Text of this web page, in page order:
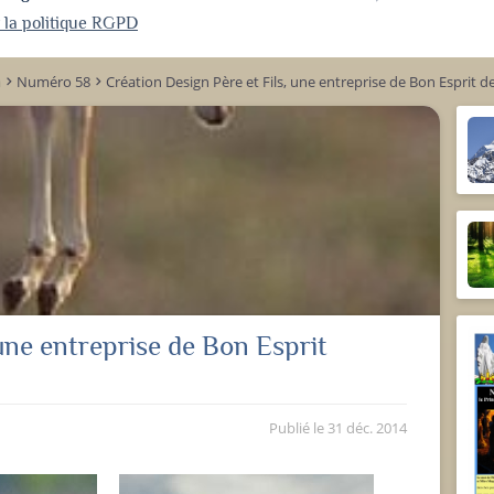
la politique RGPD
keyboard_arrow_right Numéro 58 keyboard_arrow_right Création Design Père et Fils, une entreprise de Bon Esprit
entreprise de Bon Esprit
Publié le 31 déc. 2014